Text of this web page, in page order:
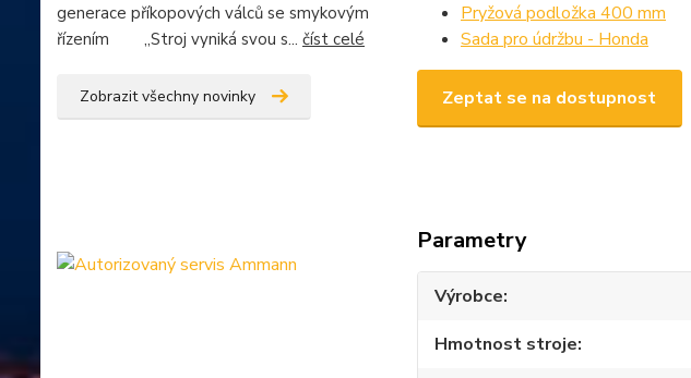
generace příkopových válců se smykovým
řízením „Stroj vyniká svou s... číst celé
Zobrazit všechny novinky
Pryžová podložka 400 mm
Sada pro údržbu - Honda
Zeptat se na dostupnost
Parametry
Výrobce
Hmotnost stroje